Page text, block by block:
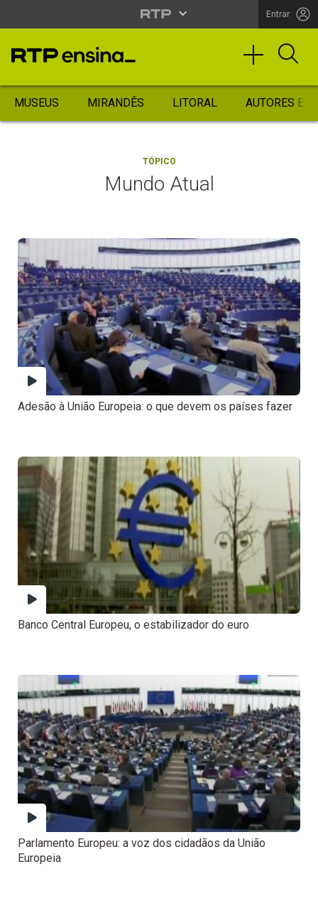
Entrar
MUSEUS MIRANDÊS LITORAL AUTORES
TÓPICO
Mundo Atual
Adesão à União Europeia: o que devem os países fazer
Banco Central Europeu, o estabilizador do euro
Parlamento Europeu: a voz dos cidadãos da União
Europeia